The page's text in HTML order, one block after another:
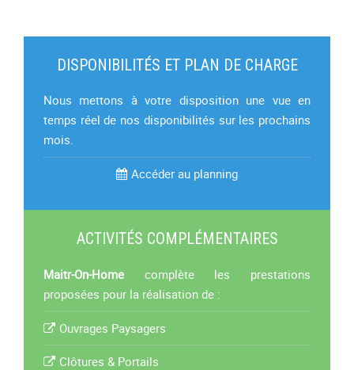
DISPONIBILITÉS ET PLAN DE CHARGE
Nous mettons à votre disposition une vue en
temps réel de nos disponibilités sur les prochains
mois.
Accéder au planning
ACTIVITÉS COMPLÉMENTAIRES
Maitr-On-Home complète les prestations
proposées pour la réalisation de :
Ouvrages Paysagers
Clôtures & Portails